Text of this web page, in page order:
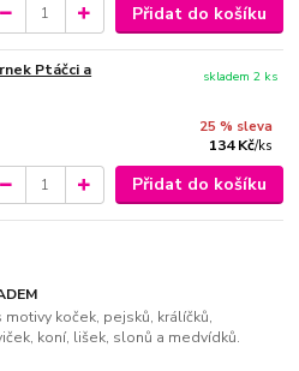
Přidat do košíku
Ptáčci a
25 % sleva
134 Kč/ks
skladem 2 ks
Přidat do košíku
motivy koček, pejsků, králíčků,
koní, lišek, slonů a medvídků.